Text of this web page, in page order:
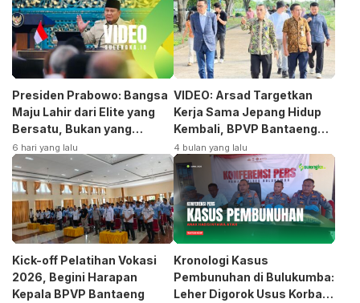
Presiden Prabowo: Bangsa
Maju Lahir dari Elite yang
Bersatu, Bukan yang
Terpecah
6 hari yang lalu
VIDEO: Arsad Targetkan
Kerja Sama Jepang Hidup
Kembali, BPVP Bantaeng
Siap Bangkitkan Jurusan
Otomotif
4 bulan yang lalu
Kick-off Pelatihan Vokasi
2026, Begini Harapan
Kepala BPVP Bantaeng
Kronologi Kasus
Pembunuhan di Bulukumba:
Leher Digorok Usus Korban